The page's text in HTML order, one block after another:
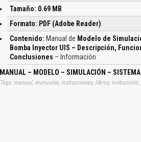
Aguja, Asiento de Aguja, Punta de Aguja,
Simulación, Sistema General, La Presión
Electroválvula, Masa Aguja, Parámetro Girator
Comienzo Electroválvula, Volumen Inyectado,
Desplazamiento Máximo Electroválvula,
Tiempo Final Electroválvula, Hipótesis de
Electroválvula, Presión del Sistema, Presión
Aguja, Segunda
Tamaño: 0.69 MB
Formato: PDF (Adobe Reader)
Contenido: Manual de Modelo de
Bomba Inyector UIS – Descripción,
Conclusiones – Información
MANUAL – MODELO – SIMULACIÓN –